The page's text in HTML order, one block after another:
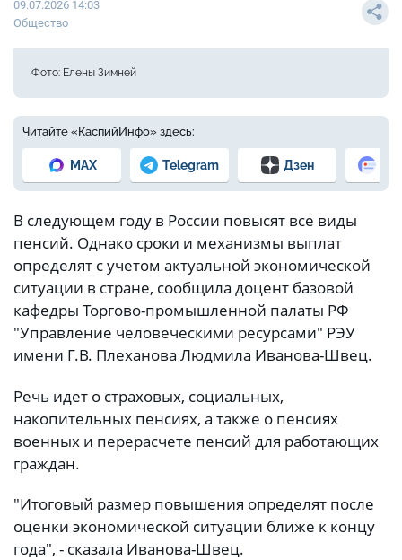
09.07.2026 14:03
Общество
Фото: Елены Зимней
Читайте «КаспийИнфо» здесь:
MAX Telegram Дзен
В следующем году в России повысят все виды
пенсий. Однако сроки и механизмы выплат
определят с учетом актуальной экономической
ситуации в стране, сообщила доцент базовой
кафедры Торгово-промышленной палаты РФ
"Управление человеческими ресурсами" РЭУ
имени Г.В. Плеханова Людмила Иванова-Швец.
Речь идет о страховых, социальных,
накопительных пенсиях, а также о пенсиях
военных и перерасчете пенсий для работающих
граждан.
"Итоговый размер повышения определят после
оценки экономической ситуации ближе к концу
года", - сказала Иванова-Швец.